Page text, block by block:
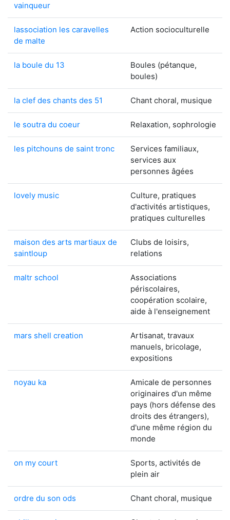
vainqueur
lassociation les caravelles
de malte
Action socioculturelle
la boule du 13
Boules (pétanque,
boules)
la clef des chants des 51 Chant choral, musique
le soutra du coeur Relaxation, sophrologie
les pitchouns de saint tronc
Services familiaux,
services aux
personnes âgées
lovely music
Culture, pratiques
d'activités artistiques,
pratiques culturelles
maison des arts martiaux de
saintloup
Clubs de loisirs,
relations
maltr school
Associations
périscolaires,
coopération scolaire,
aide à l'enseignement
mars shell creation
Artisanat, travaux
manuels, bricolage,
expositions
noyau ka
Amicale de personnes
originaires d'un même
pays (hors défense des
droits des étrangers),
d'une même région du
monde
on my court
Sports, activités de
plein air
ordre du son ods Chant choral, musique